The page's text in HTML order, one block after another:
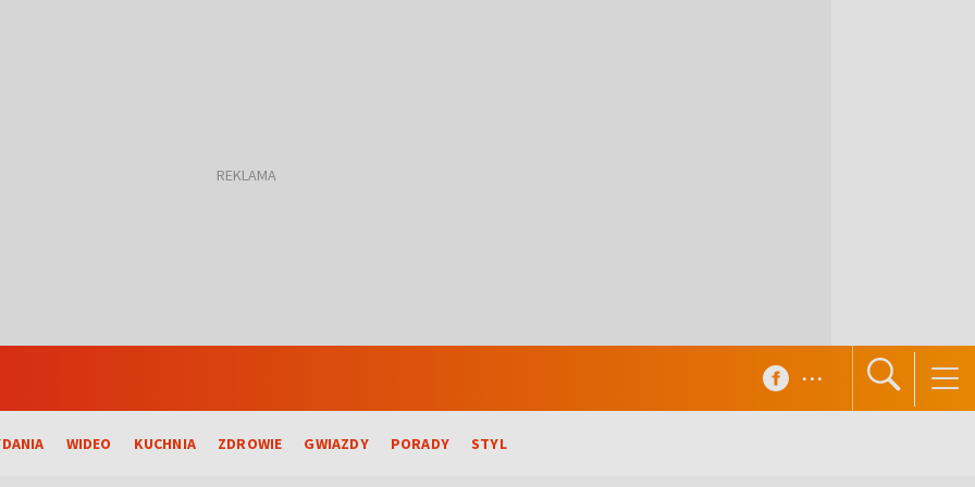
WIDEO KUCHNIA ZDROWIE GWIAZDY PORADY STYL
...